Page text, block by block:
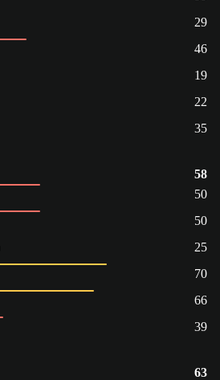
29
46
19
22
35
58
50
50
25
70
66
39
63